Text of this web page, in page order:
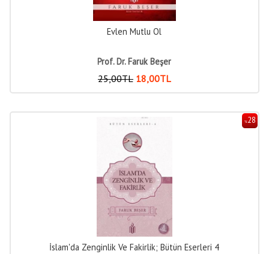
Evlen Mutlu Ol
Prof. Dr. Faruk Beşer
25,00TL 18,00TL
%28
İslam'da Zenginlik Ve Fakirlik; Bütün Eserleri 4